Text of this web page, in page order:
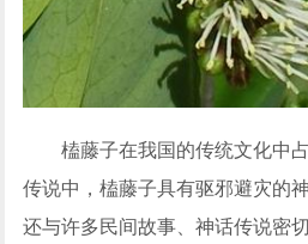
榼藤子在我国的传统文化中
传说中，榼藤子具有驱邪避灾的
还与许多民间故事、神话传说密